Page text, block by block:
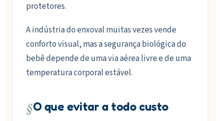
protetores.
A indústria do enxoval muitas vezes vende
conforto visual, mas a segurança biológica do
bebê depende de uma via aérea livre e de uma
temperatura corporal estável.
§O que evitar a todo custo